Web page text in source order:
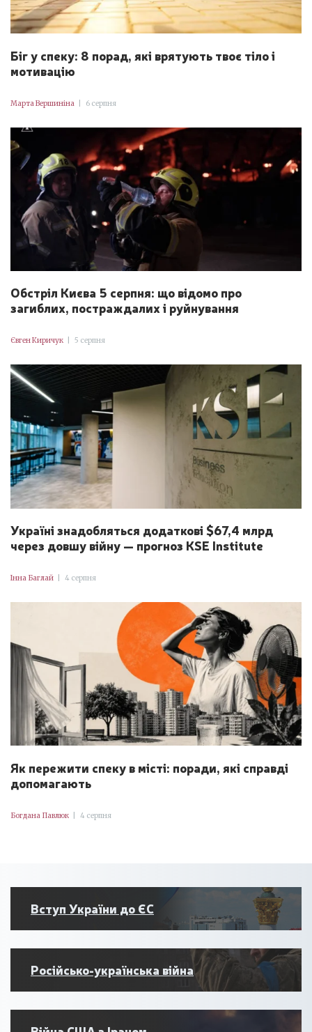
Біг у спеку: 8 порад, які врятують твоє тіло і
мотивацію
Марта Вершиніна 6 серпня
Обстріл Києва 5 серпня: що відомо про
загиблих, постраждалих і руйнування
Євген Киричук 5 серпня
Україні знадобляться додаткові $67,4 млрд
через довшу війну — прогноз KSE Institute
Інна Баглай 4 серпня
Як пережити спеку в місті: поради, які справді
допомагають
Богдана Павлюк 4 серпня
Вступ України до ЄС
Російсько-українська війна